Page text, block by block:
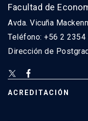
Facultad de
Avda. Vicuña
Teléfono: +56 2 2354
Dirección de
ACREDITACIÓN